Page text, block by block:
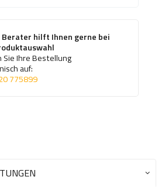
Berater hilft Ihnen gerne bei
Sie Ihre Bestellung
auf:
775899